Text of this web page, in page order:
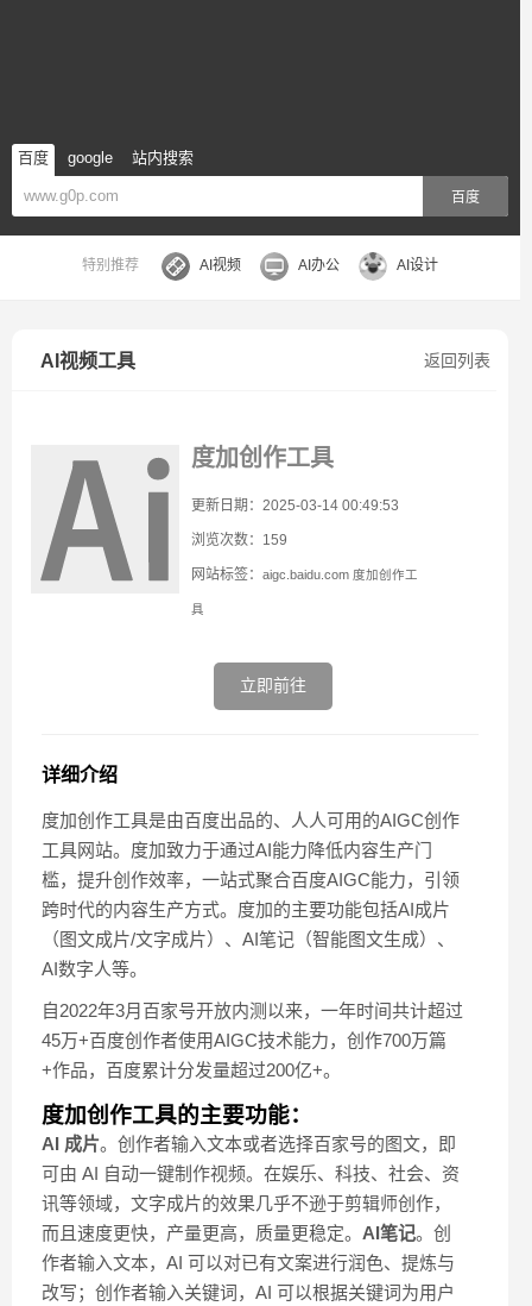
百度 google 站内搜索
百度
特别推荐 AI视频 AI办公 AI设计
返回列表
AI视频工具
度加创作工具
更新日期：2025-03-14 00:49:53
浏览次数：159
网站标签：aigc.baidu.com 度加创作工
具
立即前往
详细介绍
度加创作工具是由百度出品的、人人可用的AIGC创作
工具网站。度加致力于通过AI能力降低内容生产门
槛，提升创作效率，一站式聚合百度AIGC能力，引领
跨时代的内容生产方式。度加的主要功能包括AI成片
（图文成片/文字成片）、AI笔记（智能图文生成）、
AI数字人等。
自2022年3月百家号开放内测以来，一年时间共计超过
45万+百度创作者使用AIGC技术能力，创作700万篇
+作品，百度累计分发量超过200亿+。
度加创作工具的主要功能：
AI 成片。创作者输入文本或者选择百家号的图文，即
可由 AI 自动一键制作视频。在娱乐、科技、社会、资
讯等领域，文字成片的效果几乎不逊于剪辑师创作，
而且速度更快，产量更高，质量更稳定。 AI笔记。创
作者输入文本，AI 可以对已有文案进行润色、提炼与
改写；创作者输入关键词，AI 可以根据关键词为用户